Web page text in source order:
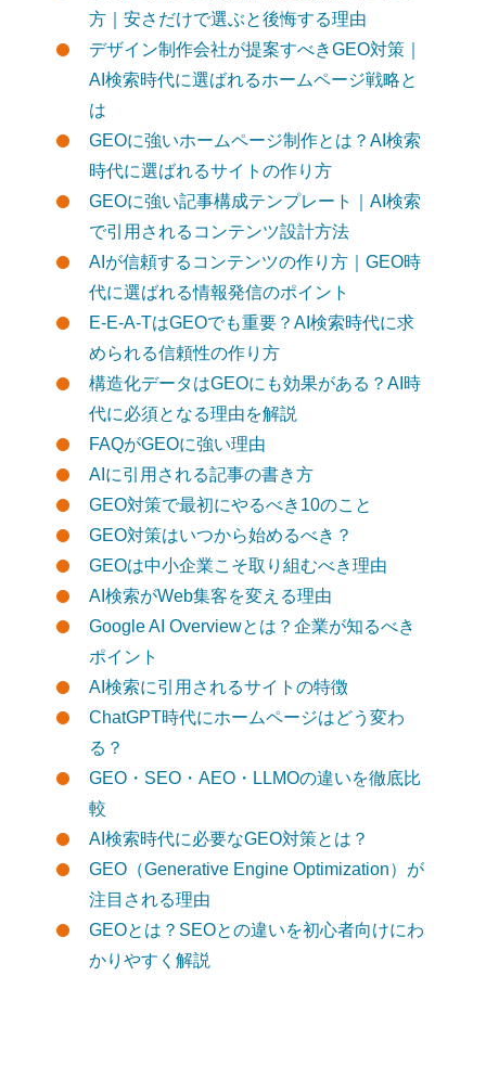
方｜安さだけで選ぶと後悔する理由
デザイン制作会社が提案すべきGEO対策｜
AI検索時代に選ばれるホームページ戦略と
は
GEOに強いホームページ制作とは？AI検索
時代に選ばれるサイトの作り方
GEOに強い記事構成テンプレート｜AI検索
で引用されるコンテンツ設計方法
AIが信頼するコンテンツの作り方｜GEO時
代に選ばれる情報発信のポイント
E-E-A-TはGEOでも重要？AI検索時代に求
められる信頼性の作り方
構造化データはGEOにも効果がある？AI時
代に必須となる理由を解説
FAQがGEOに強い理由
AIに引用される記事の書き方
GEO対策で最初にやるべき10のこと
GEO対策はいつから始めるべき？
GEOは中小企業こそ取り組むべき理由
AI検索がWeb集客を変える理由
Google AI Overviewとは？企業が知るべき
ポイント
AI検索に引用されるサイトの特徴
ChatGPT時代にホームページはどう変わ
る？
GEO・SEO・AEO・LLMOの違いを徹底比
較
AI検索時代に必要なGEO対策とは？
GEO（Generative Engine Optimization）が
注目される理由
GEOとは？SEOとの違いを初心者向けにわ
かりやすく解説